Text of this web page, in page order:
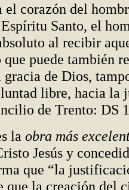
el corazón del
Santo, el
al recibir
puede también
de Dios,
libre, hacia la
de Trento: DS
la obra más
Jesús y
que “la
que la creación del